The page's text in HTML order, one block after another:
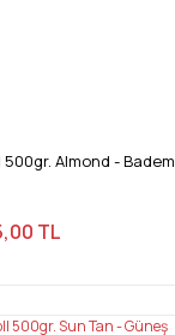
Almond - Badem
TL